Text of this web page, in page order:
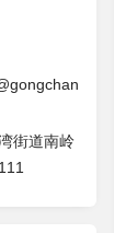
街道南岭